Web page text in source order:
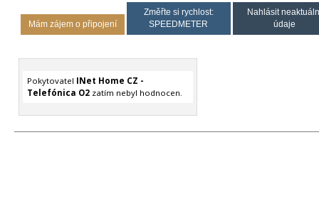
Mám zájem o připojení
Změřte si rychlost:
SPEEDMETER
Nahlásit
údaje
Pokytovatel INet Home CZ -
Telefónica O2 zatím nebyl hodnocen.